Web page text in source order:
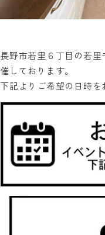
長野市若里６丁目の若
催しております。
下記よりご希望の日時を